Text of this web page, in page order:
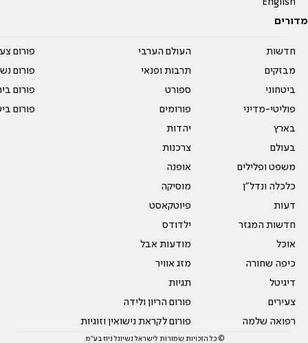
English
מדורים
חדשות
מבזקים
ביטחוני
פוליטי-מדיני
בארץ
בעולם
משפט ופלילים
כלכלה ונדל"ן
דעות
חדשות המגזר
אוכל
כיפה שחורה
דיגיטל
צעירים
רפואה שלמה
העולם הערבי
תרבות ופנאי
ספורט
פורומים
יהדות
צרכנות
אופנה
מוסיקה
פיוטקאסט
ילדודס
מודעות אבל
מזג אוויר
תגיות
פורום הריון ולידה
פורום לקראת נישואין וזוגיות
פורום
פורום
פורום
פורום
© כל הזכויות שמורות לישראל נשיונל ניוז בע"מ.